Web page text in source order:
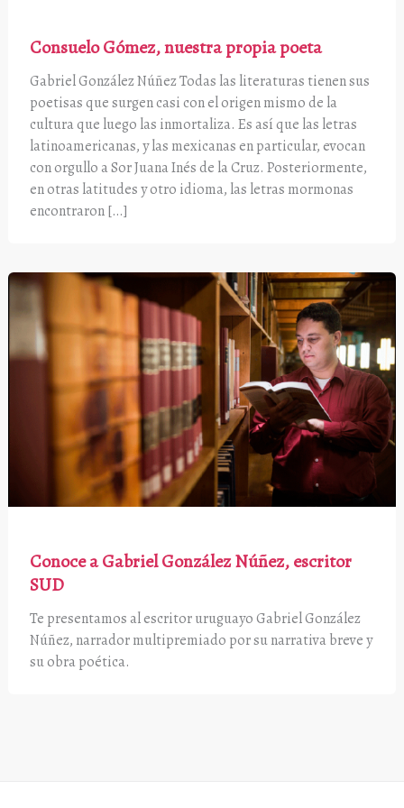
Consuelo Gómez, nuestra propia poeta
Gabriel González Núñez Todas las literaturas tienen sus
poetisas que surgen casi con el origen mismo de la
cultura que luego las inmortaliza. Es así que las letras
latinoamericanas, y las mexicanas en particular, evocan
con orgullo a Sor Juana Inés de la Cruz. Posteriormente,
en otras latitudes y otro idioma, las letras mormonas
encontraron […]
Conoce a Gabriel González Núñez, escritor
SUD
Te presentamos al escritor uruguayo Gabriel González
Núñez, narrador multipremiado por su narrativa breve y
su obra poética.